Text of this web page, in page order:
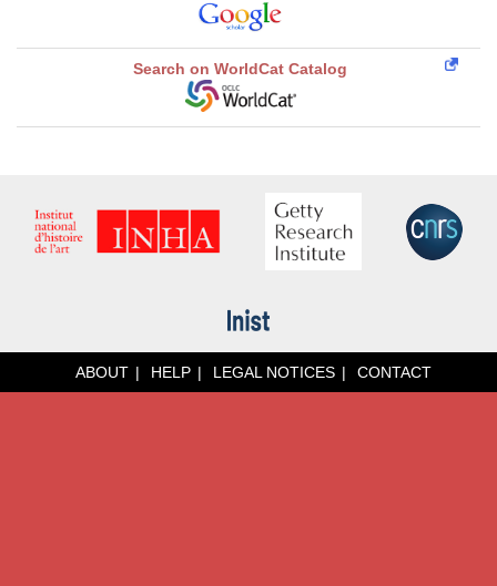
Search on WorldCat Catalog
ABOUT HELP LEGAL NOTICES CONTACT